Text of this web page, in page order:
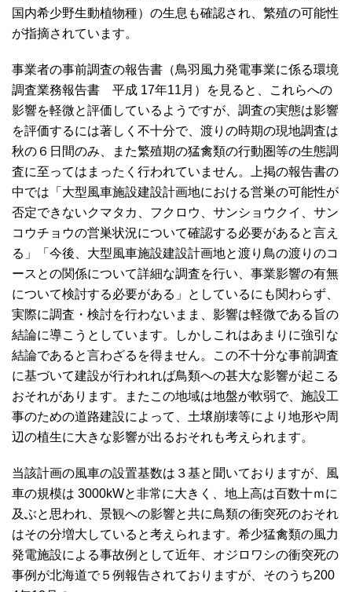
国内希少野生動植物種）の生息も確認され、繁殖の可能性
が指摘されています。
事業者の事前調査の報告書（鳥羽風力発電事業に係る環境
調査業務報告書 平成 17年11月）を見ると、これらへの
影響を軽微と評価しているようですが、調査の実態は影響
を評価するには著しく不十分で、渡りの時期の現地調査は
秋の６日間のみ、また繁殖期の猛禽類の行動圏等の生態調
査に至ってはまったく行われていません。上掲の報告書の
中では「大型風車施設建設計画地における営巣の可能性が
否定できないクマタカ、フクロウ、サンショウクイ、サン
コウチョウの営巣状況について確認する必要があると言え
る」「今後、大型風車施設建設計画地と渡り鳥の渡りのコ
ースとの関係について詳細な調査を行い、事業影響の有無
について検討する必要がある」としているにも関わらず、
実際に調査・検討を行わないまま、影響は軽微である旨の
結論に導こうとしています。しかしこれはあまりに強引な
結論であると言わざるを得ません。この不十分な事前調査
に基づいて建設が行われれば鳥類への甚大な影響が起こる
おそれがあります。またこの地域は地盤が軟弱で、施設工
事のための道路建設によって、土壌崩壊等により地形や周
辺の植生に大きな影響が出るおそれも考えられます。
当該計画の風車の設置基数は３基と聞いておりますが、風
車の規模は 3000kWと非常に大きく、地上高は百数十ｍに
及ぶと思われ、景観への影響と共に鳥類の衝突死のおそれ
はその分増大していると考えられます。希少猛禽類の風力
発電施設による事故例として近年、オジロワシの衝突死の
事例が北海道で５例報告されておりますが、そのうち200